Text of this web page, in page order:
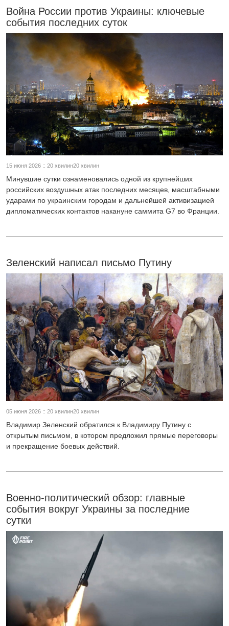
Война России против Украины: ключевые
события последних суток
15 июня 2026 :: 20 хвилин20 хвилин
Минувшие сутки ознаменовались одной из крупнейших
российских воздушных атак последних месяцев, масштабными
ударами по украинским городам и дальнейшей активизацией
дипломатических контактов накануне саммита G7 во Франции.
Зеленский написал письмо Путину
05 июня 2026 :: 20 хвилин20 хвилин
Владимир Зеленский обратился к Владимиру Путину с
открытым письмом, в котором предложил прямые переговоры
и прекращение боевых действий.
Военно-политический обзор: главные
события вокруг Украины за последние
сутки